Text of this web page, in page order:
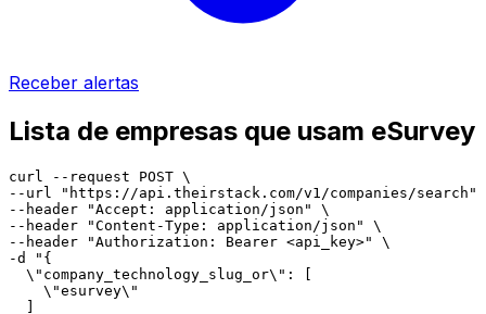
Receber alertas
Lista de empresas que usam eSurvey
curl --request POST \
--url "https://api.theirstack.com/v1/companies/search"
--header "Accept: application/json" \
--header "Content-Type: application/json" \
--header "Authorization: Bearer <api_key>" \
-d "{
  \"company_technology_slug_or\": [
    \"esurvey\"
  ]